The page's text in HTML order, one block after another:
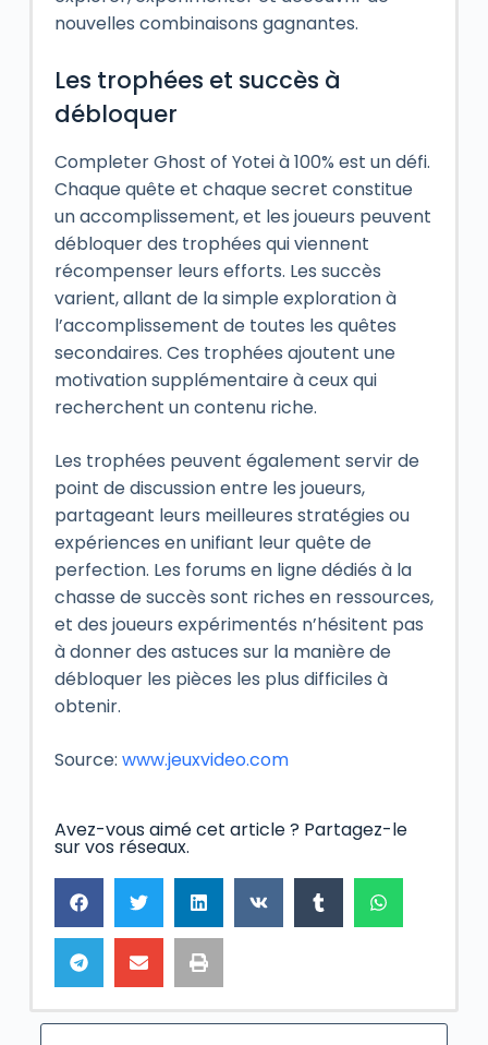
nouvelles combinaisons gagnantes.
Les trophées et succès à
débloquer
Completer Ghost of Yotei à 100% est un défi.
Chaque quête et chaque secret constitue
un accomplissement, et les joueurs peuvent
débloquer des trophées qui viennent
récompenser leurs efforts. Les succès
varient, allant de la simple exploration à
l’accomplissement de toutes les quêtes
secondaires. Ces trophées ajoutent une
motivation supplémentaire à ceux qui
recherchent un contenu riche.
Les trophées peuvent également servir de
point de discussion entre les joueurs,
partageant leurs meilleures stratégies ou
expériences en unifiant leur quête de
perfection. Les forums en ligne dédiés à la
chasse de succès sont riches en ressources,
et des joueurs expérimentés n’hésitent pas
à donner des astuces sur la manière de
débloquer les pièces les plus difficiles à
obtenir.
Source: www.jeuxvideo.com
Avez-vous aimé cet article ? Partagez-le
sur vos réseaux.